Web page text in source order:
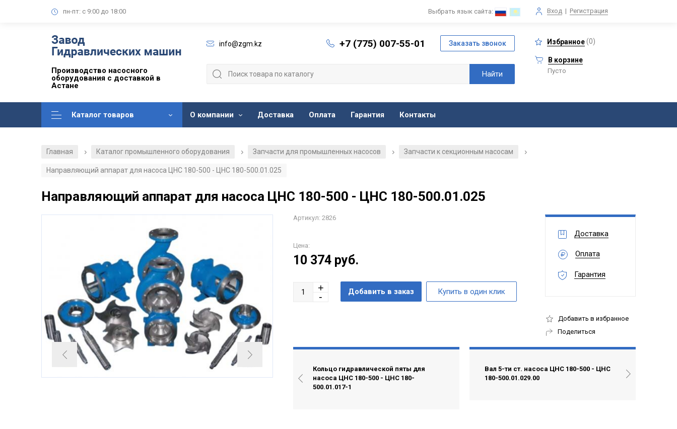
пн-пт: с 9:00 до 18:00 Вход | Регистрация
Выбрать язык сайта:
Производство насосного
оборудования с доставкой в
Астане
info@zgm.kz +7 (775) 007-55-01 Избранное(0)
В корзине
Пусто
Каталог товаров О компании Доставка Оплата Гарантия Контакты
Главная / Каталог промышленного оборудования / Запчасти для промышленных насосов / Запчасти к секционным насосам
/
Направляющий аппарат для насоса ЦНС 180-500 - ЦНС 180-500.01.025
Направляющий аппарат для насоса ЦНС 180-500 - ЦНС 180-500.01.025
Артикул: 2826
Цена:
10 374 руб.
Доставка
Оплата
Гарантия
Добавить в избранное
Поделиться
Кольцо гидравлической пяты для
насоса ЦНС 180-500 - ЦНС 180-
500.01.017-1
Вал 5-ти ст. насоса ЦНС 180-500 - ЦНС
180-500.01.029.00